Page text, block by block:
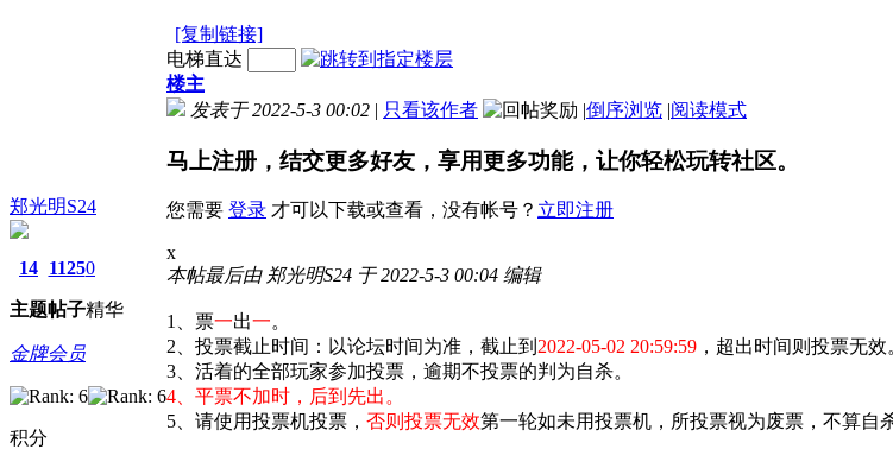
[复制链接]
郑光明S24
14
主题
1125
帖子
0
精华
金牌会员
积分
电梯直达
楼主
发表于 2022-5-3 00:02 | 只看该作者 |倒序浏览 |阅读模式
马上注册，结交更多好友，享用更多功能，让你轻松玩转社区。
您需要 登录 才可以下载或查看，没有帐号？ 立即注册
x
本帖最后由 郑光明S24 于 2022-5-3 00:04 编辑
1、票一出一。
2、投票截止时间：以论坛时间为准，截止到 2022-05-02 20:59:59 ，超出时间则投票无效
3、活着的全部玩家参加投票，逾期不投票的判为自杀。
4、平票不加时，后到先出。
5、请使用投票机投票， 否则投票无效第一轮如未用投票机，所投票视为废票，不算自